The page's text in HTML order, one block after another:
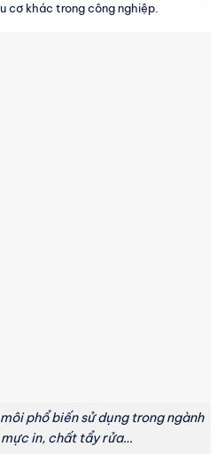
cơ khác trong công nghiệp.
phổ biến sử dụng trong ngành
mực in, chất tẩy rửa…